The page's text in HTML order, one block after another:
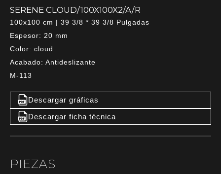
SERENE CLOUD/100X100X2/A/R
100x100 cm | 39 3/8 * 39 3/8 Pulgadas
Espesor: 20 mm
Color: cloud
Acabado: Antideslizante
M-113
Descargar gráficas
Descargar ficha técnica
PIEZAS